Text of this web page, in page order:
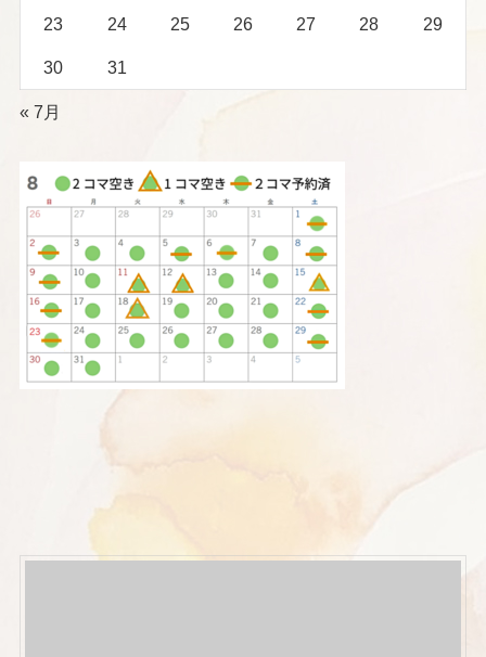
23 24 25 26 27 28 29
30 31
« 7月